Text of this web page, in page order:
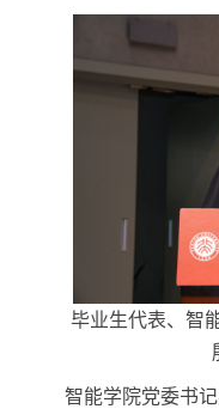
毕业生代表、智
智能学院党委书